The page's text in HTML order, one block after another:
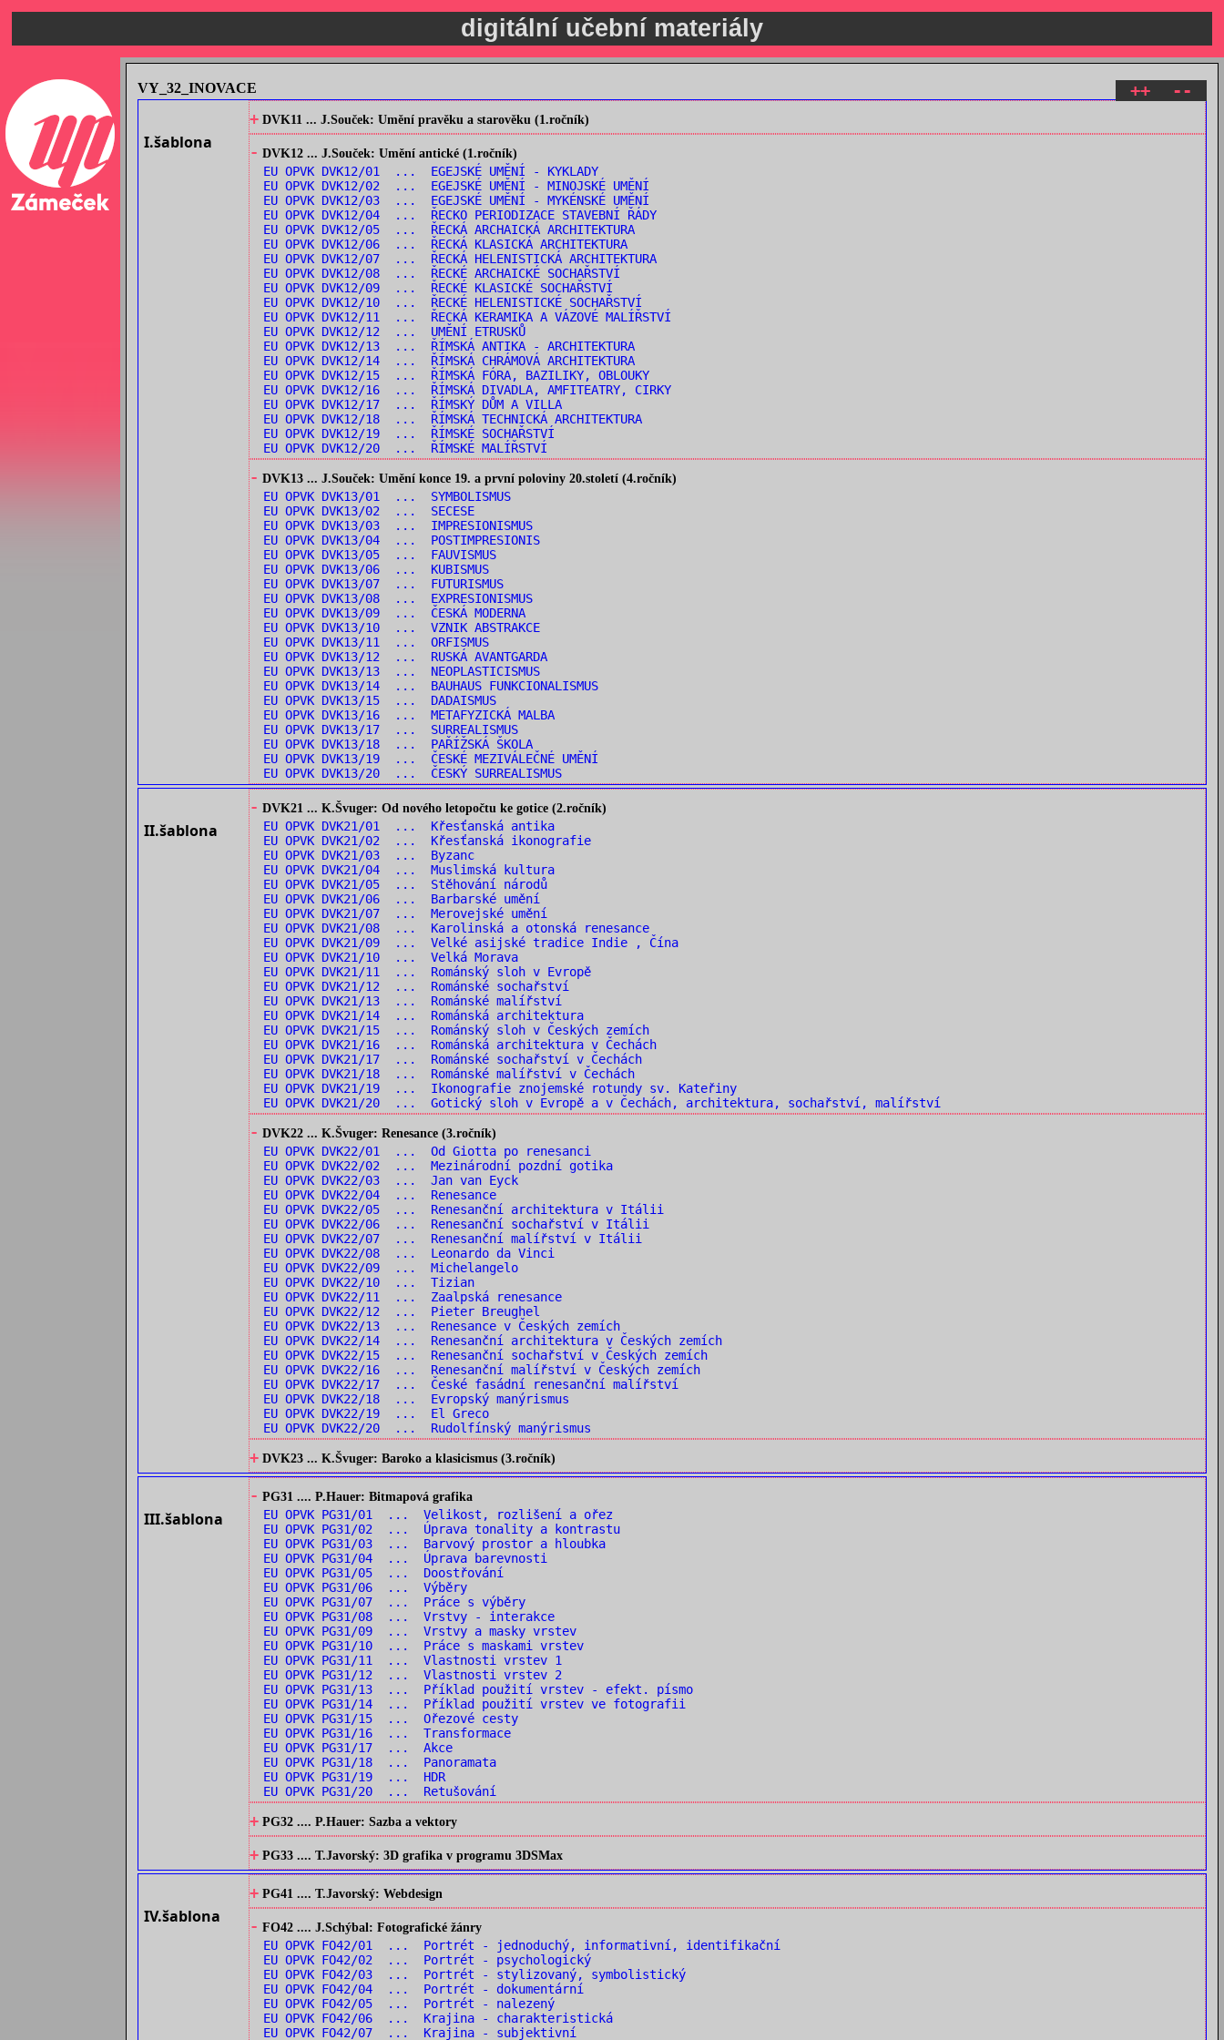
digitální učební materiály
++ --
VY_32_INOVACE
I.šablona
+ DVK11 ... J.Souček: Umění pravěku a starověku (1.ročník)
- DVK12 ... J.Souček: Umění antické (1.ročník)
EU OPVK DVK12/01 ... EGEJSKÉ UMĚNÍ - KYKLADY
EU OPVK DVK12/02 ... EGEJSKÉ UMĚNÍ - MINOJSKÉ UMĚNÍ
EU OPVK DVK12/03 ... EGEJSKÉ UMĚNÍ - MYKÉNSKÉ UMĚNÍ
EU OPVK DVK12/04 ... ŘECKO PERIODIZACE STAVEBNÍ ŘÁDY
EU OPVK DVK12/05 ... ŘECKÁ ARCHAICKÁ ARCHITEKTURA
EU OPVK DVK12/06 ... ŘECKÁ KLASICKÁ ARCHITEKTURA
EU OPVK DVK12/07 ... ŘECKÁ HELENISTICKÁ ARCHITEKTURA
EU OPVK DVK12/08 ... ŘECKÉ ARCHAICKÉ SOCHAŘSTVÍ
EU OPVK DVK12/09 ... ŘECKÉ KLASICKÉ SOCHAŘSTVÍ
EU OPVK DVK12/10 ... ŘECKÉ HELENISTICKÉ SOCHAŘSTVÍ
EU OPVK DVK12/11 ... ŘECKÁ KERAMIKA A VÁZOVÉ MALÍŘSTVÍ
EU OPVK DVK12/12 ... UMĚNÍ ETRUSKŮ
EU OPVK DVK12/13 ... ŘÍMSKÁ ANTIKA - ARCHITEKTURA
EU OPVK DVK12/14 ... ŘÍMSKÁ CHRÁMOVÁ ARCHITEKTURA
EU OPVK DVK12/15 ... ŘÍMSKÁ FÓRA, BAZILIKY, OBLOUKY
EU OPVK DVK12/16 ... ŘÍMSKÁ DIVADLA, AMFITEATRY, CIRKY
EU OPVK DVK12/17 ... ŘÍMSKÝ DŮM A VILLA
EU OPVK DVK12/18 ... ŘÍMSKÁ TECHNICKÁ ARCHITEKTURA
EU OPVK DVK12/19 ... ŘÍMSKÉ SOCHAŘSTVÍ
EU OPVK DVK12/20 ... ŘÍMSKÉ MALÍŘSTVÍ
- DVK13 ... J.Souček: Umění konce 19. a první poloviny 20.století (4.ročník)
EU OPVK DVK13/01 ... SYMBOLISMUS
EU OPVK DVK13/02 ... SECESE
EU OPVK DVK13/03 ... IMPRESIONISMUS
EU OPVK DVK13/04 ... POSTIMPRESIONIS
EU OPVK DVK13/05 ... FAUVISMUS
EU OPVK DVK13/06 ... KUBISMUS
EU OPVK DVK13/07 ... FUTURISMUS
EU OPVK DVK13/08 ... EXPRESIONISMUS
EU OPVK DVK13/09 ... ČESKÁ MODERNA
EU OPVK DVK13/10 ... VZNIK ABSTRAKCE
EU OPVK DVK13/11 ... ORFISMUS
EU OPVK DVK13/12 ... RUSKÁ AVANTGARDA
EU OPVK DVK13/13 ... NEOPLASTICISMUS
EU OPVK DVK13/14 ... BAUHAUS FUNKCIONALISMUS
EU OPVK DVK13/15 ... DADAISMUS
EU OPVK DVK13/16 ... METAFYZICKÁ MALBA
EU OPVK DVK13/17 ... SURREALISMUS
EU OPVK DVK13/18 ... PAŘÍŽSKÁ ŠKOLA
EU OPVK DVK13/19 ... ČESKÉ MEZIVÁLEČNÉ UMĚNÍ
EU OPVK DVK13/20 ... ČESKÝ SURREALISMUS
II.šablona
- DVK21 ... K.Švuger: Od nového letopočtu ke gotice (2.ročník)
EU OPVK DVK21/01 ... Křesťanská antika
EU OPVK DVK21/02 ... Křesťanská ikonografie
EU OPVK DVK21/03 ... Byzanc
EU OPVK DVK21/04 ... Muslimská kultura
EU OPVK DVK21/05 ... Stěhování národů
EU OPVK DVK21/06 ... Barbarské umění
EU OPVK DVK21/07 ... Merovejské umění
EU OPVK DVK21/08 ... Karolinská a otonská renesance
EU OPVK DVK21/09 ... Velké asijské tradice Indie , Čína
EU OPVK DVK21/10 ... Velká Morava
EU OPVK DVK21/11 ... Románský sloh v Evropě
EU OPVK DVK21/12 ... Románské sochařství
EU OPVK DVK21/13 ... Románské malířství
EU OPVK DVK21/14 ... Románská architektura
EU OPVK DVK21/15 ... Románský sloh v Českých zemích
EU OPVK DVK21/16 ... Románská architektura v Čechách
EU OPVK DVK21/17 ... Románské sochařství v Čechách
EU OPVK DVK21/18 ... Románské malířství v Čechách
EU OPVK DVK21/19 ... Ikonografie znojemské rotundy sv. Kateřiny
EU OPVK DVK21/20 ... Gotický sloh v Evropě a v Čechách, architektura, sochařství, malířství
- DVK22 ... K.Švuger: Renesance (3.ročník)
EU OPVK DVK22/01 ... Od Giotta po renesanci
EU OPVK DVK22/02 ... Mezinárodní pozdní gotika
EU OPVK DVK22/03 ... Jan van Eyck
EU OPVK DVK22/04 ... Renesance
EU OPVK DVK22/05 ... Renesanční architektura v Itálii
EU OPVK DVK22/06 ... Renesanční sochařství v Itálii
EU OPVK DVK22/07 ... Renesanční malířství v Itálii
EU OPVK DVK22/08 ... Leonardo da Vinci
EU OPVK DVK22/09 ... Michelangelo
EU OPVK DVK22/10 ... Tizian
EU OPVK DVK22/11 ... Zaalpská renesance
EU OPVK DVK22/12 ... Pieter Breughel
EU OPVK DVK22/13 ... Renesance v Českých zemích
EU OPVK DVK22/14 ... Renesanční architektura v Českých zemích
EU OPVK DVK22/15 ... Renesanční sochařství v Českých zemích
EU OPVK DVK22/16 ... Renesanční malířství v Českých zemích
EU OPVK DVK22/17 ... České fasádní renesanční malířství
EU OPVK DVK22/18 ... Evropský manýrismus
EU OPVK DVK22/19 ... El Greco
EU OPVK DVK22/20 ... Rudolfínský manýrismus
+ DVK23 ... K.Švuger: Baroko a klasicismus (3.ročník)
III.šablona
- PG31 .... P.Hauer: Bitmapová grafika
EU OPVK PG31/01 ... Velikost, rozlišení a ořez
EU OPVK PG31/02 ... Úprava tonality a kontrastu
EU OPVK PG31/03 ... Barvový prostor a hloubka
EU OPVK PG31/04 ... Úprava barevnosti
EU OPVK PG31/05 ... Doostřování
EU OPVK PG31/06 ... Výběry
EU OPVK PG31/07 ... Práce s výběry
EU OPVK PG31/08 ... Vrstvy - interakce
EU OPVK PG31/09 ... Vrstvy a masky vrstev
EU OPVK PG31/10 ... Práce s maskami vrstev
EU OPVK PG31/11 ... Vlastnosti vrstev 1
EU OPVK PG31/12 ... Vlastnosti vrstev 2
EU OPVK PG31/13 ... Příklad použití vrstev - efekt. písmo
EU OPVK PG31/14 ... Příklad použití vrstev ve fotografii
EU OPVK PG31/15 ... Ořezové cesty
EU OPVK PG31/16 ... Transformace
EU OPVK PG31/17 ... Akce
EU OPVK PG31/18 ... Panoramata
EU OPVK PG31/19 ... HDR
EU OPVK PG31/20 ... Retušování
+ PG32 .... P.Hauer: Sazba a vektory
+ PG33 .... T.Javorský: 3D grafika v programu 3DSMax
IV.šablona
+ PG41 .... T.Javorský: Webdesign
- FO42 .... J.Schýbal: Fotografické žánry
EU OPVK FO42/01 ... Portrét - jednoduchý, informativní, identifikační
EU OPVK FO42/02 ... Portrét - psychologický
EU OPVK FO42/03 ... Portrét - stylizovaný, symbolistický
EU OPVK FO42/04 ... Portrét - dokumentární
EU OPVK FO42/05 ... Portrét - nalezený
EU OPVK FO42/06 ... Krajina - charakteristická
EU OPVK FO42/07 ... Krajina - subjektivní